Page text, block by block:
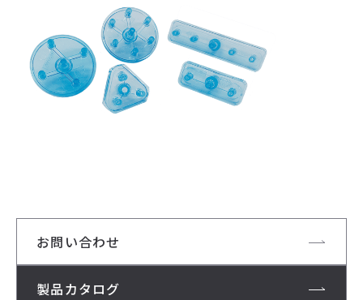
はじめての美容医療
多汗症・ワキガ情報サイト
知りたい！紫外線治療
お問い合わせ
製品カタログ